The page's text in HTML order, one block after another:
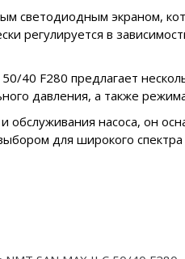
светодиодным экраном,
регулируется в
50/40 F280 предлагает
давления, а также
обслуживания насоса, он
для широкого